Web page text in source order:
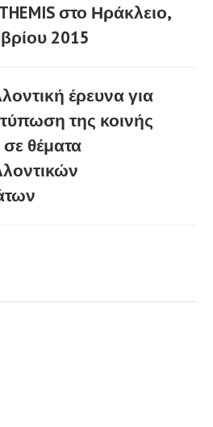
στο Ηράκλειο,
2015
έρευνα για
της κοινής
θέματα